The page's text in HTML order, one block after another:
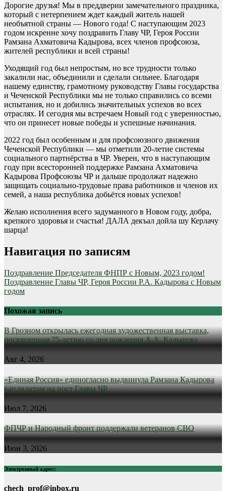
Дорогие друзья! Мы в преддверии замечательного праздника,
который с нетерпением ждет каждый житель нашей
необъятной страны — Нового года! С наступающим 2023
годом искренне хочу поздравить Главу ЧР, Героя России
Рамзана Ахматовича Кадырова, всех членов профсоюза,
жителей республики и всей страны!
Уходящий год был непростым, но все трудности только
закалили нас, объединили и сделали сильнее. Благодаря
нашему единству, грамотному руководству Главы государства
и Чеченской Республики мы не только справились со всеми
испытания, но и добились значительных успехов во всех
отраслях. И сегодня мы встречаем Новый год с уверенностью,
что он принесет новые победы и успешные начинания.
2022 год был особенным и для профсоюзного движения
Чеченской Республики — мы отметили 20-летие системы
социального партнёрства в ЧР. Уверен, что в наступающим
году при всесторонней поддержке Рамзана Ахматовича
Кадырова Профсоюзы ЧР и дальше продолжат надежно
защищать социально-трудовые права работников и членов их
семей, а наша республика добьётся новых успехов!
Желаю исполнения всего задуманного в Новом году, добра,
крепкого здоровья и счастья! ДАЛА декъал дойла шу Керлачу
шарца!
Навигация по записям
Поздравление Председателя ФНПР с Новым, 2023 годом!
Поздравление Главы ЧР, Героя России Р.А. Кадырова с Новым
годом
Похожая запись
В Грозном открылась ежегодная художественная выставка,
посвященная 75-летию со дня рождения А.А. Кадырова
Авг 4, 2026
«Единая Россия» единогласно выдвинула Рамзана Кадырова
кандидатом на пост Главы ЧР
Июл 7, 2026
ФПЧР и Народный фронт поддержали ветеранов СВО
Июн 3, 2026
Электронный адрес:
chech_prof@inbox.ru